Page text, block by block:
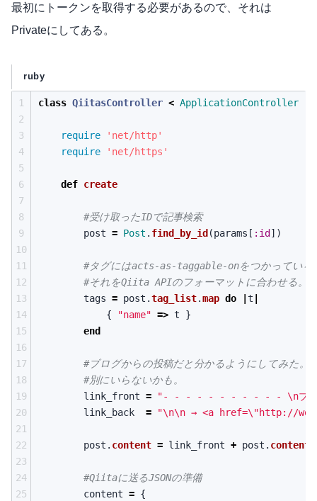
最初にトークンを取得する必要があるので、それは
Privateにしてある。
ruby
1
2
3
4
5
6
7
8
9
10
11
12
13
14
15
16
17
18
19
20
21
22
23
24
25
class QiitasController < ApplicationController
require
'net/http'
require
'net/https'
def create
#受け取ったIDで記事検索
post = Post . find_by_id (params [ :id ])
#タグにはacts-as-taggable-onをつかっている
#それをQiita APIのフォーマットに合わせる。
tags = post .tag_list.map do t
{
"name" => t
}
end
#ブログからの投稿だと分かるようにしてみた。
#別にいらないかも。
link_front = "- - - - - - - - - - - \nブ
link_back
= "\n\n → <a href=\"http://
post . content = link_front + post . content
#Qiitaに送るJSONの準備
content = {